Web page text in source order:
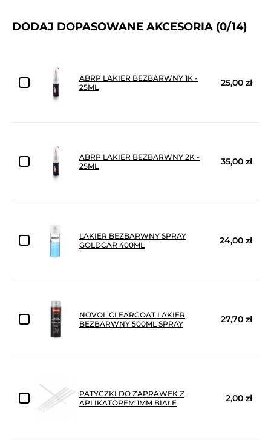
DODAJ DOPASOWANE AKCESORIA (0/14)
ABRP LAKIER BEZBARWNY 1K -
25ML
25,00 zł
ABRP LAKIER BEZBARWNY 2K -
25ML
35,00 zł
LAKIER BEZBARWNY SPRAY
GOLDCAR 400ML
24,00 zł
NOVOL CLEARCOAT LAKIER
BEZBARWNY 500ML SPRAY
27,70 zł
PATYCZKI DO ZAPRAWEK Z
APLIKATOREM 1MM BIAŁE
2,00 zł